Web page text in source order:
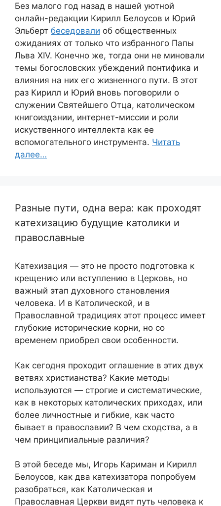
Без малого год назад в нашей уютной
онлайн-редакции Кирилл Белоусов и Юрий
Эльберт беседовали об общественных
ожиданиях от только что избранного Папы
Льва XIV. Конечно же, тогда они не миновали
темы богословских убеждений понтифика и
влияния на них его жизненного пути. В этот
раз Кирилл и Юрий вновь поговорили о
служении Святейшего Отца, католическом
книгоиздании, интернет-миссии и роли
искуственного интеллекта как ее
вспомогательного инструмента. Читать
далее…
Разные пути, одна вера: как проходят
катехизацию будущие католики и
православные
Катехизация — это не просто подготовка к
крещению или вступлению в Церковь, но
важный этап духовного становления
человека. И в Католической, и в
Православной традициях этот процесс имеет
глубокие исторические корни, но со
временем приобрел свои особенности.
Как сегодня проходит оглашение в этих двух
ветвях христианства? Какие методы
используются — строгие и систематические,
как в некоторых католических приходах, или
более личностные и гибкие, как часто
бывает в православии? В чем сходства, а в
чем принципиальные различия?
В этой беседе мы, Игорь Кариман и Кирилл
Белоусов, как два катехизатора попробуем
разобраться, как Католическая и
Православная Церкви видят путь человека к